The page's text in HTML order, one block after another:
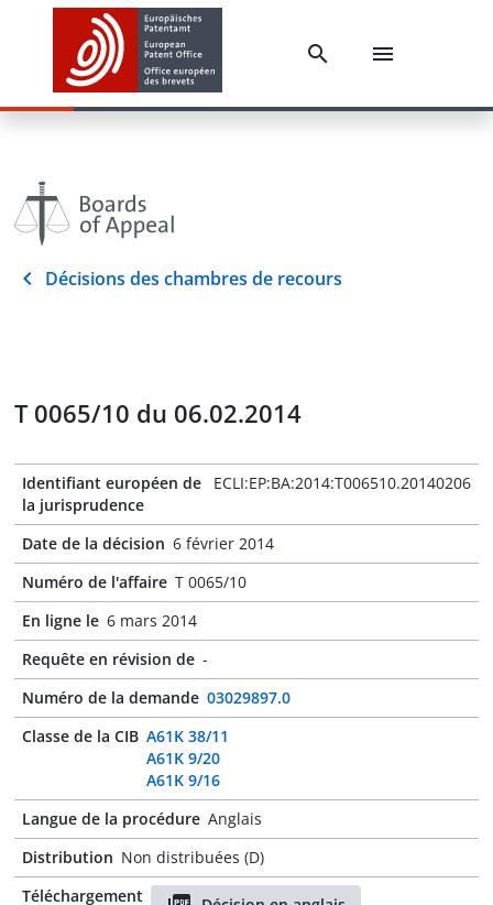
Décisions des chambres de recours
T 0065/10 du 06.02.2014
Identifiant européen de
la jurisprudence
ECLI:EP:BA:2014:T006510.20140206
Date de la décision 6 février 2014
Numéro de l'affaire T 0065/10
En ligne le 6 mars 2014
Requête en révision de -
Numéro de la demande 03029897.0
Classe de la CIB A61K 38/11
A61K 9/20
A61K 9/16
Langue de la procédure Anglais
Distribution Non distribuées (D)
Téléchargement